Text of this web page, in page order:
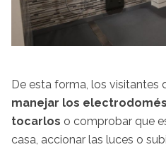
De esta forma, los visitantes
manejar los
tocarlos o comprobar que
casa, accionar las luces o